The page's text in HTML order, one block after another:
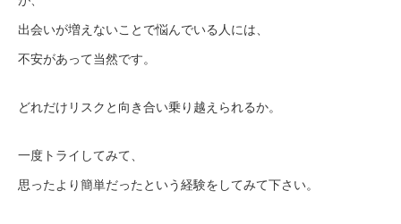
出会いが増えないことで悩んでいる人には、
不安があって当然です。
どれだけリスクと向き合い乗り越えられるか。
一度トライしてみて、
思ったより簡単だったという経験をしてみて下さい。